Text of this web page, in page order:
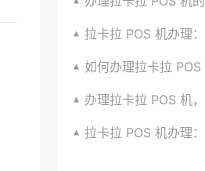
拉卡拉 POS 机办理：从申请到收款
如何办理拉卡拉 POS 机，提升生意
办理拉卡拉 POS 机，享受便捷支
拉卡拉 POS 机办理：便捷申请，放